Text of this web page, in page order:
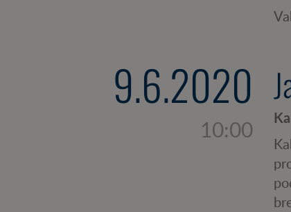
9.6.2020
10:00